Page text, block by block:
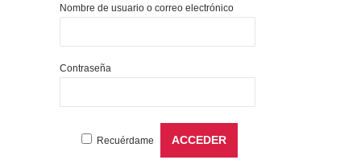
Nombre de usuario o correo electrónico
Contraseña
Recuérdame